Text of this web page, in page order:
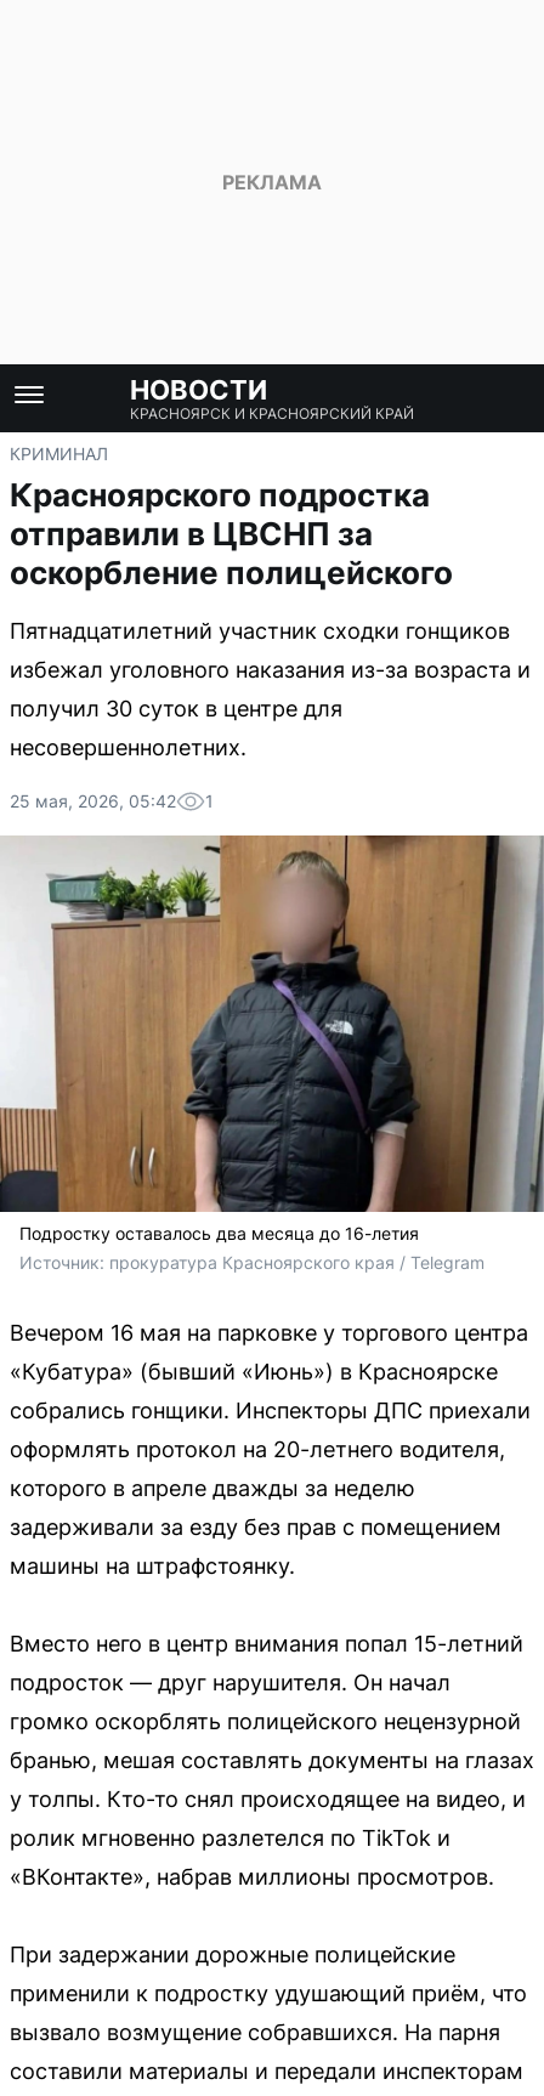
НОВОСТИ
КРАСНОЯРСК И КРАСНОЯРСКИЙ КРАЙ
КРИМИНАЛ
Красноярского подростка
отправили в ЦВСНП за
оскорбление полицейского
Пятнадцатилетний участник сходки гонщиков
избежал уголовного наказания из-за возраста и
получил 30 суток в центре для
несовершеннолетних.
25 мая, 2026, 05:42 1
Подростку оставалось два месяца до 16-летия
Источник: прокуратура Красноярского края / Telegram
Вечером 16 мая на парковке у торгового центра
«Кубатура» (бывший «Июнь») в Красноярске
собрались гонщики. Инспекторы ДПС приехали
оформлять протокол на 20-летнего водителя,
которого в апреле дважды за неделю
задерживали за езду без прав с помещением
машины на штрафстоянку.
Вместо него в центр внимания попал 15-летний
подросток — друг нарушителя. Он начал
громко оскорблять полицейского нецензурной
бранью, мешая составлять документы на глазах
у толпы. Кто-то снял происходящее на видео, и
ролик мгновенно разлетелся по TikTok и
«ВКонтакте», набрав миллионы просмотров.
При задержании дорожные полицейские
применили к подростку удушающий приём, что
вызвало возмущение собравшихся. На парня
составили материалы и передали инспекторам